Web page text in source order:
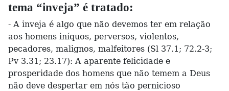
tema “inveja” é tratado:
- A inveja é algo que não devemos ter em relação
aos homens iníquos, perversos, violentos,
pecadores, malignos, malfeitores (Sl 37.1; 72.2-3;
Pv 3.31; 23.17): A aparente felicidade e
prosperidade dos homens que não temem a Deus
não deve despertar em nós tão pernicioso